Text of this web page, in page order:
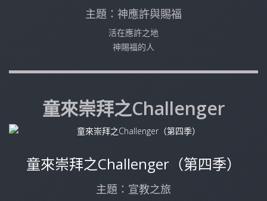
主題：神應許與賜福
活在應許之地
神賜福的人
童來崇拜之Challenger
童來崇拜之Challenger（第四季）
主題：宣教之旅